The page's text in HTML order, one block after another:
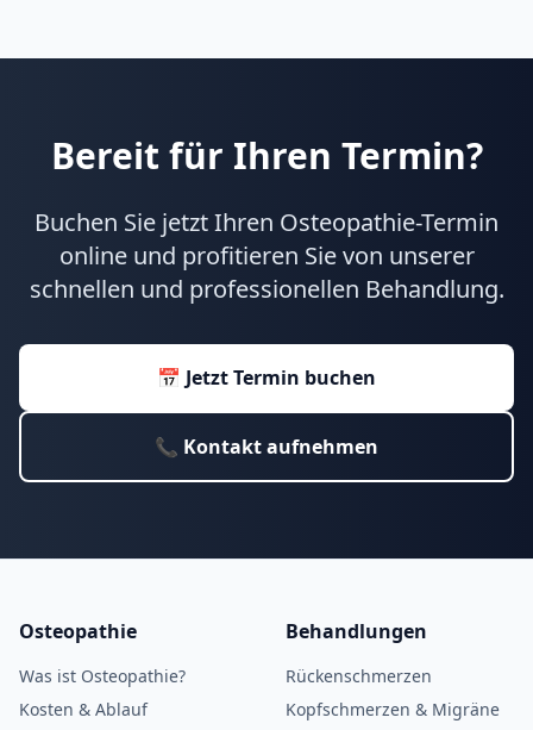
Bereit für Ihren Termin?
Buchen Sie jetzt Ihren Osteopathie-Termin
online und profitieren Sie von unserer
schnellen und professionellen Behandlung.
📅 Jetzt Termin buchen
📞 Kontakt aufnehmen
Osteopathie
Was ist Osteopathie?
Kosten & Ablauf
Behandlungen
Rückenschmerzen
Kopfschmerzen & Migräne